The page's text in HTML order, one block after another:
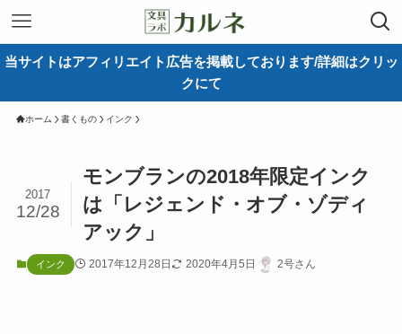
当サイトはアフィリエイト広告を掲載しております/詳細はクリッ
クにて
ホーム 書くもの インク
モンブランの2018年限定インク
は「レジェンド・オブ・ゾディ
アック」
2017
12/28
インク 2017年12月28日 2020年4月5日 2号さん